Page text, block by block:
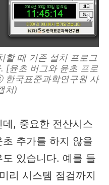
할 때 기존 설치 프로그
[윤초 버그와 윤초 프로
한국표준과학연구원 사
처)
, 중요한 전산시스
추가를 하지 않을
있습니다. 예를 들
리 시스템 점검까지